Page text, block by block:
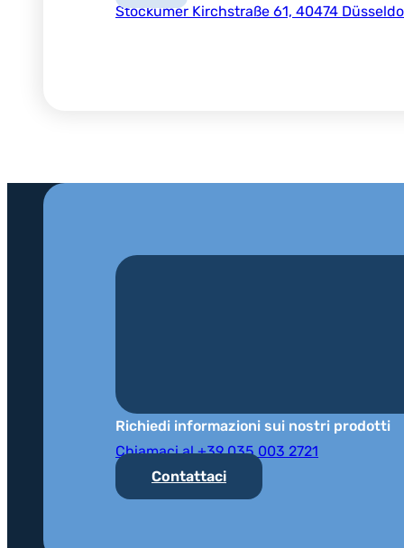
Stockumer Kirchstraße 61, 40474
Richiedi informazioni sui nostri prodotti
Chiamaci al +39 035 003 2721
Contattaci